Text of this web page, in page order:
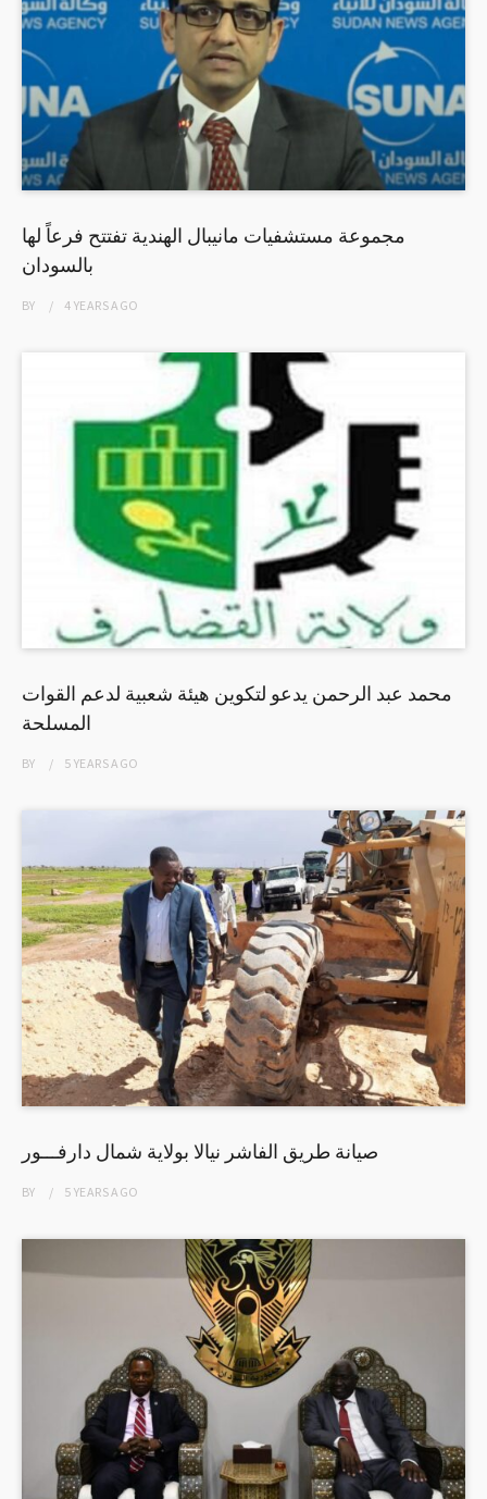
مجموعة مستشفيات مانيبال الهندية تفتتح فرعاً لها
بالسودان
BY 4 YEARSAGO
محمد عبد الرحمن يدعو لتكوين هيئة شعبية لدعم القوات
المسلحة
BY 5 YEARSAGO
صيانة طريق الفاشر نيالا بولاية شمال دارفـــور
BY 5 YEARSAGO